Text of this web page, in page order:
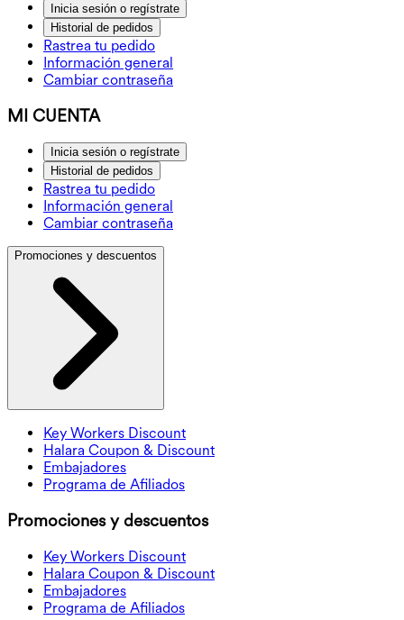
Inicia sesión o regístrate
Historial de pedidos
Rastrea tu pedido
Información general
Cambiar contraseña
MI CUENTA
Inicia sesión o regístrate
Historial de pedidos
Rastrea tu pedido
Información general
Cambiar contraseña
Promociones y descuentos
Key Workers Discount
Halara Coupon & Discount
Embajadores
Programa de Afiliados
Promociones y descuentos
Key Workers Discount
Halara Coupon & Discount
Embajadores
Programa de Afiliados